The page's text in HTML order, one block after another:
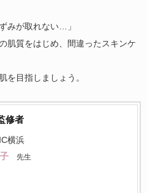
みが取れない…」
肌質をはじめ、間違ったスキンケ
を目指しましょう。
修者
横浜
先生